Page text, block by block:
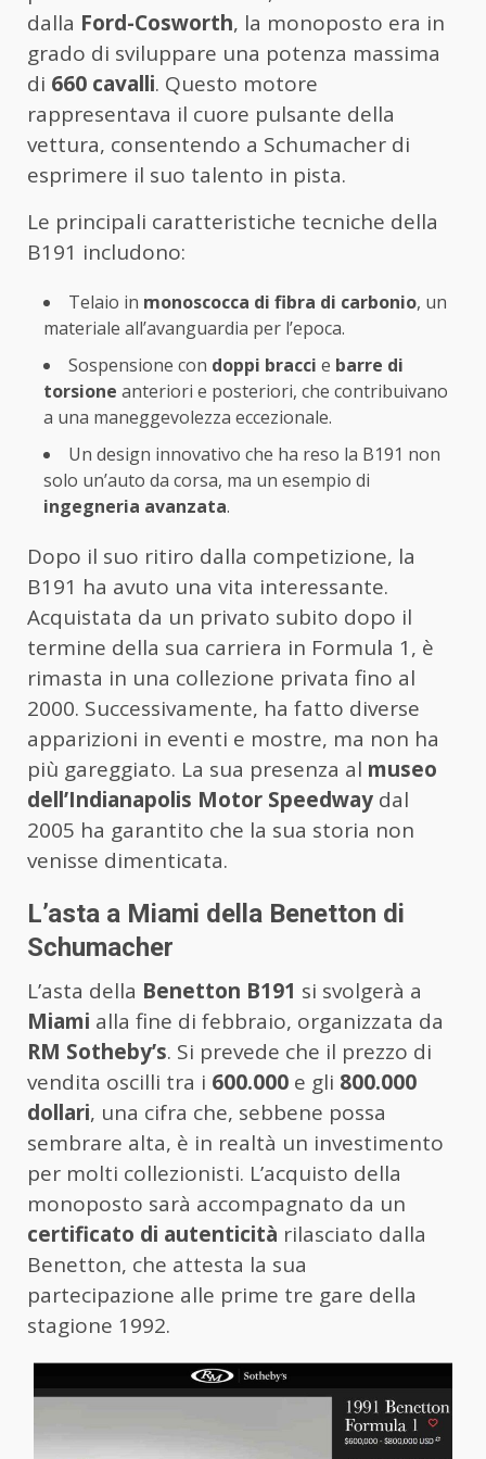
dalla Ford-Cosworth, la monoposto era in
grado di sviluppare una potenza massima
di 660 cavalli. Questo motore
rappresentava il cuore pulsante della
vettura, consentendo a Schumacher di
esprimere il suo talento in pista.
Le principali caratteristiche tecniche della
B191 includono:
Telaio in monoscocca di fibra di carbonio, un
materiale all’avanguardia per l’epoca.
Sospensione con doppi bracci e barre di
torsione anteriori e posteriori, che contribuivano
a una maneggevolezza eccezionale.
Un design innovativo che ha reso la B191 non
solo un’auto da corsa, ma un esempio di
ingegneria avanzata.
Dopo il suo ritiro dalla competizione, la
B191 ha avuto una vita interessante.
Acquistata da un privato subito dopo il
termine della sua carriera in Formula 1, è
rimasta in una collezione privata fino al
2000. Successivamente, ha fatto diverse
apparizioni in eventi e mostre, ma non ha
più gareggiato. La sua presenza al museo
dell’Indianapolis Motor Speedway dal
2005 ha garantito che la sua storia non
venisse dimenticata.
L’asta a Miami della Benetton di
Schumacher
L’asta della Benetton B191 si svolgerà a
Miami alla fine di febbraio, organizzata da
RM Sotheby’s. Si prevede che il prezzo di
vendita oscilli tra i 600.000 e gli 800.000
dollari, una cifra che, sebbene possa
sembrare alta, è in realtà un investimento
per molti collezionisti. L’acquisto della
monoposto sarà accompagnato da un
certificato di autenticità rilasciato dalla
Benetton, che attesta la sua
partecipazione alle prime tre gare della
stagione 1992.